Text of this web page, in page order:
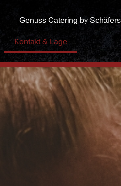
Genuss Catering by Schäfers
Kontakt & Lage